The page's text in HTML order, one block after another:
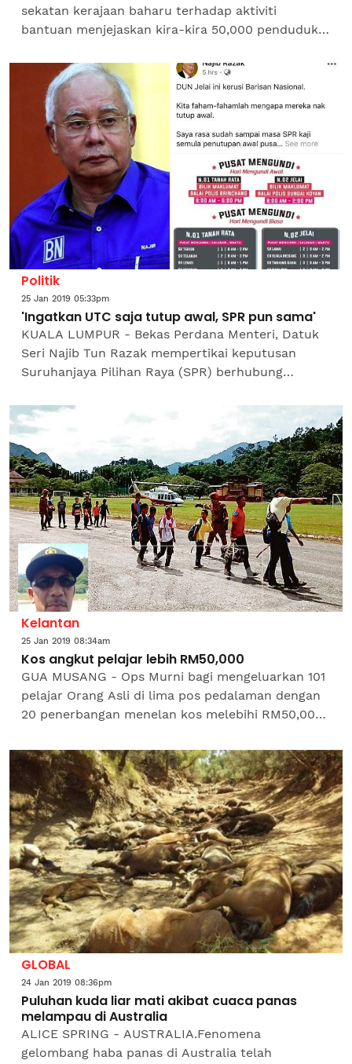
sekatan kerajaan baharu terhadap aktiviti
bantuan menjejaskan kira-kira 50,000 penduduk
itu ditindas sejak...
Politik
25 Jan 2019 05:33pm
'Ingatkan UTC saja tutup awal, SPR pun sama'
KUALA LUMPUR - Bekas Perdana Menteri, Datuk
Seri Najib Tun Razak mempertikai keputusan
Suruhanjaya Pilihan Raya (SPR) berhubung
di Cameron...
Kelantan
25 Jan 2019 08:34am
Kos angkut pelajar lebih RM50,000
GUA MUSANG - Ops Murni bagi mengeluarkan 101
pelajar Orang Asli di lima pos pedalaman dengan
20 penerbangan menelan kos melebihi RM50,000.
Bomba dan...
GLOBAL
24 Jan 2019 08:36pm
Puluhan kuda liar mati akibat cuaca panas
melampau di Australia
ALICE SPRING - AUSTRALIA.Fenomena
gelombang haba panas di Australia telah